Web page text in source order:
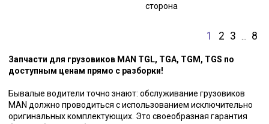
сторона
1 2 3 8
Запчасти для грузовиков MAN TGL, TGA, TGM, TGS по
доступным ценам прямо с разборки!
Бывалые водители точно знают: обслуживание грузовиков
MAN должно проводиться с использованием исключительно
оригинальных комплектующих. Это своеобразная гарантия